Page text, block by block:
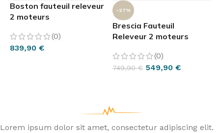
Boston fauteuil releveur
2 moteurs
(0)
839,90 €
-27%
Brescia Fauteuil
Releveur 2 moteurs
(0)
749,90€ 549,90 €
Lorem ipsum dolor sit amet, consectetur adipiscing elit.